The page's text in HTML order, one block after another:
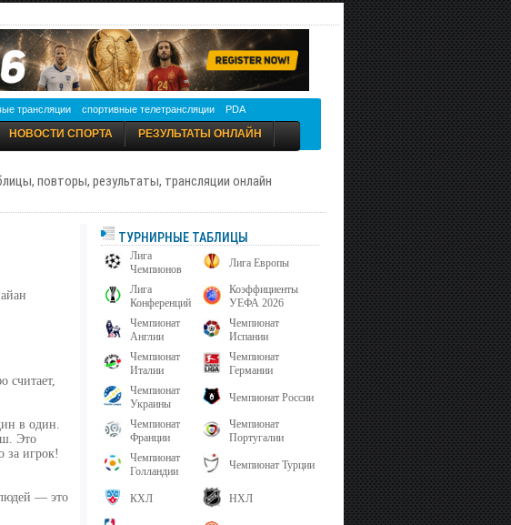
трансляции спортивные телетрансляции PDA
НОВОСТИ СПОРТА РЕЗУЛЬТАТЫ ОНЛАЙН
повторы, результаты, трансляции онлайн
считает,
в один.
Это
за игрок!
— это
ТУРНИРНЫЕ ТАБЛИЦЫ
Лига
Чемпионов
Лига Европы
Лига
Конференций
Коэффициенты
УЕФА 2026
Чемпионат
Англии
Чемпионат
Испании
Чемпионат
Италии
Чемпионат
Германии
Чемпионат
Украины
Чемпионат России
Чемпионат
Франции
Чемпионат
Португалии
Чемпионат
Голландии
Чемпионат Турции
КХЛ НХЛ